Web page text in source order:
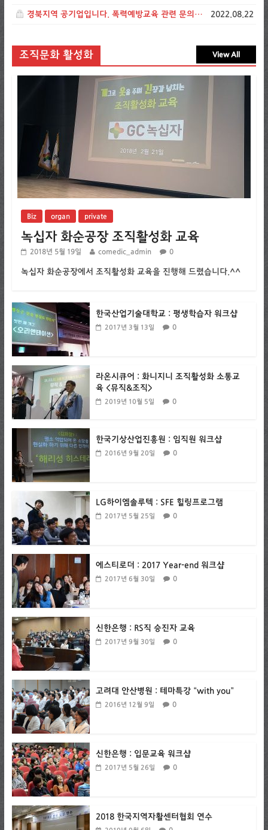
경북지역 공기업입니다. 폭력예방교육 관련 문의드립니다. 2022.08.22
조직문화 활성화 View All
Biz organ private
녹십자 화순공장 조직활성화 교육
2018년 5월 19일 comedic_admin 0
녹십자 화순공장에서 조직활성화 교육을 진행해 드렸습니다.^^
한국산업기술대학교 : 평생학습자 워크샵
2017년 3월 13일 0
라온시큐어 : 화니지니 조직활성화 소통교
육 <뮤직&조직>
2019년 10월 5일 0
한국기상산업진흥원 : 임직원 워크샵
2016년 9월 20일 0
LG하이엠솔루텍 : SFE 힐링프로그램
2017년 5월 25일 0
에스티로더 : 2017 Year-end 워크샵
2017년 6월 30일 0
신한은행 : RS직 승진자 교육
2017년 9월 30일 0
고려대 안산병원 : 테마특강 “with you”
2016년 12월 9일 0
신한은행 : 입문교육 워크샵
2017년 5월 26일 0
2018 한국지역자활센터협회 연수